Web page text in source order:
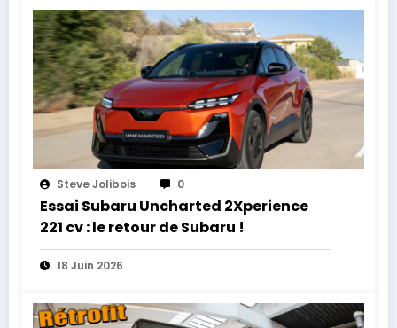
Steve Jolibois 0
Essai Subaru Uncharted 2Xperience
221 cv : le retour de Subaru !
18 Juin 2026